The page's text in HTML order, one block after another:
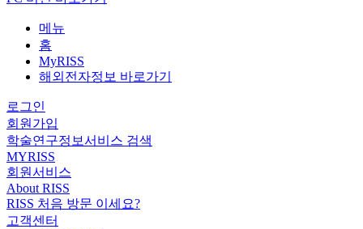
메뉴
홈
MyRISS
해외전자정보 바로가기
로그인
회원가입
학술연구정보서비스 검색
MYRISS
회원서비스
About RISS
RISS 처음 방문 이세요?
고객센터